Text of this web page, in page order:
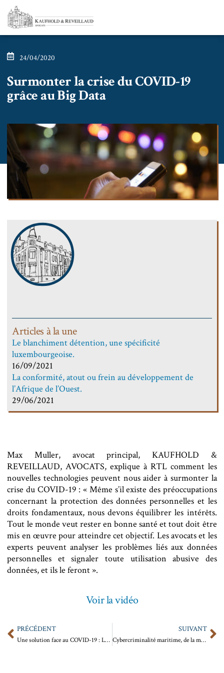
24/04/2020
Surmonter la crise du COVID-19
grâce au Big Data
Articles à la une
Le blanchiment détention, une spécificité
luxembourgeoise.
16/09/2021
La conformité, atout ou frein au développement de
l’Afrique de l’Ouest.
29/06/2021
Max Muller, avocat principal, KAUFHOLD &
REVEILLAUD, AVOCATS, explique à RTL comment les
nouvelles technologies peuvent nous aider à surmonter la
crise du COVID-19 : « Même s’il existe des préoccupations
concernant la protection des données personnelles et les
droits fondamentaux, nous devons équilibrer les intérêts.
Tout le monde veut rester en bonne santé et tout doit être
mis en œuvre pour atteindre cet objectif. Les avocats et les
experts peuvent analyser les problèmes liés aux données
personnelles et signaler toute utilisation abusive des
données, et ils le feront ».
Voir la vidéo
PRÉCÉDENT
Une solution face au COVID-19 : Le télétravail, partie 2
SUIVANT
Cybercriminalité maritime, de la mer à l’Internet, focus sur la nouvelle piraterie